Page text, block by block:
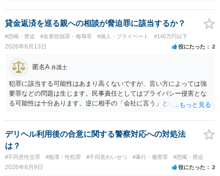
第三者を保証人とする内容で債務名義を取得できるの、まずは刑事和
解を検討します。 弁護士に依頼せず、ご自身で手続きを進めることは
できますが、経験上うまくいった例をみたことがありません。 弁護士
へご相談されることをお勧めはいたします。 ※余談ですが、被害者通
知を依頼すると現在の検察庁での捜査進行や公判期日を知ることがで
きますので、送致後であれば検察庁に電話してみてください。
貸金返済を巡る親への相談が脅迫罪に該当するか？
#恐喝・脅迫 #名誉毀損罪・侮辱罪 #個人・プライベート #140万円以下
2026年6月13日 役にたった 2
匿名A 弁護士
犯罪に該当する可能性はあまり高くないですが、言い方によっては強
要罪などの問題は生じます。民事責任としてはプライバシー侵害とな
る可能性は十分あります。逆に相手の「会社に言う」という発言は脅
（双方の主張ともに取り合わない）でしょう。 返済がなされないので
あれば訴訟や支払督促など法的措置を取るべきというのが法律相談と
しての模範解答となります。「親に言う」という行為が犯罪に該当し
ないとしても、本件のように余計なトラブルを招き、相手が反発して
任意の返済が期待できなくなり、事情によっては不法行為を主張され
て事実上相殺（減額）となってしまうリスクもあり、何の得にもなり
デリヘル利用後の合意に関する警察対応への対処法
は？
#不同意性交罪 #痴漢・性犯罪 #不同意わいせつ #暴行・傷害罪 #恐喝・脅迫
2026年6月9日 役にたった 2